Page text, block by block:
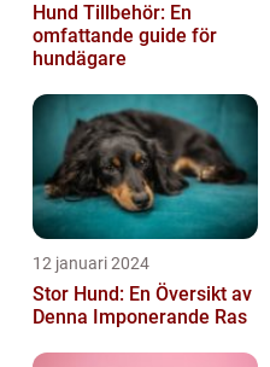
Hund Tillbehör: En
omfattande guide för
hundägare
12 januari 2024
Stor Hund: En Översikt av
Denna Imponerande Ras